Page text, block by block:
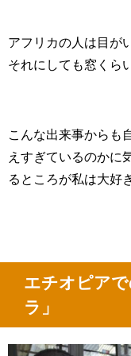
アフリカの人は目が
それにしても窓くら
こんな出来事からも
えすぎているのかに
るところが私は大好
エチオピア
ラ」